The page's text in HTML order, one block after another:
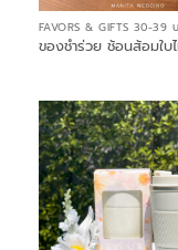
FAVORS & GIFTS 30-39
ของชำร่วย ช้อนส้อมใบ